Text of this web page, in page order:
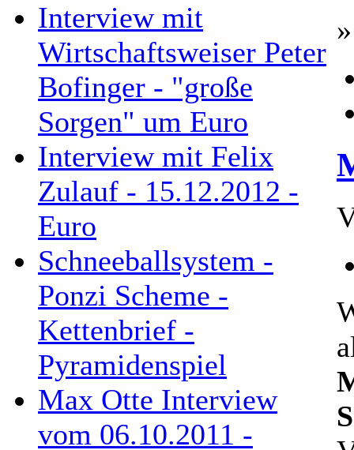
Interview mit
Wirtschaftsweiser Peter
Bofinger - "große
Sorgen" um Euro
Interview mit Felix
Zulauf - 15.12.2012 -
Euro
Schneeballsystem -
Ponzi Scheme -
Kettenbrief -
Pyramidenspiel
Max Otte Interview
vom 06.10.2011 -
»